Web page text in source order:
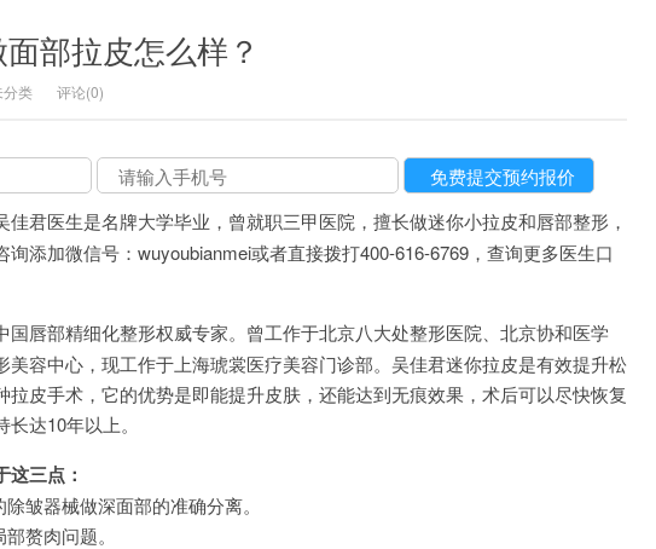
部拉皮怎么样？
分类 评论(0)
佳君医生是名牌大学毕业，曾就职三甲医院，擅长做迷你小拉皮和唇部整形，
添加微信号：wuyoubianmei或者直接拨打400-616-6769，查询更多医生口
国唇部精细化整形权威专家。曾工作于北京八大处整形医院、北京协和医学
美容中心，现工作于上海琥裳医疗美容门诊部。吴佳君迷你拉皮是有效提升松
皮手术，它的优势是即能提升皮肤，还能达到无痕效果，术后可以尽快恢复
达10年以上。
这三点：
皱器械做深面部的准确分离。
赘肉问题。